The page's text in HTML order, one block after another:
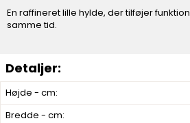
Højde - cm:
Bredde - cm:
En raffineret lille hylde, der tilføjer
samme tid.